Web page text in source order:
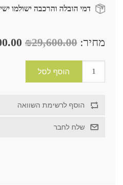
דמי הובלה והרכבה ישולמו
מחיר: ₪29,600.00